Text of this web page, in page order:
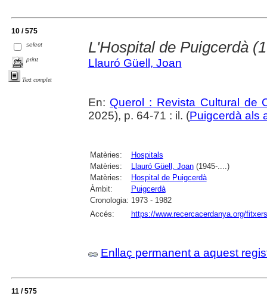
10 / 575
select
print
Text complet
L'Hospital de Puigcerdà
Llauró Güell, Joan
En: Querol : Revista Cultural de
2025), p. 64-71 : il. (Puigcerdà als
Matèries:
Hospitals
Matèries:
Llauró Güell, Joan(1945-....)
Matèries:
Hospital de Puigcerdà
Àmbit:
Puigcerdà
Cronologia: 1973 - 1982
Accés:
https://www.recercacerdanya.org/
Enllaç permanent a aquest
11 / 575